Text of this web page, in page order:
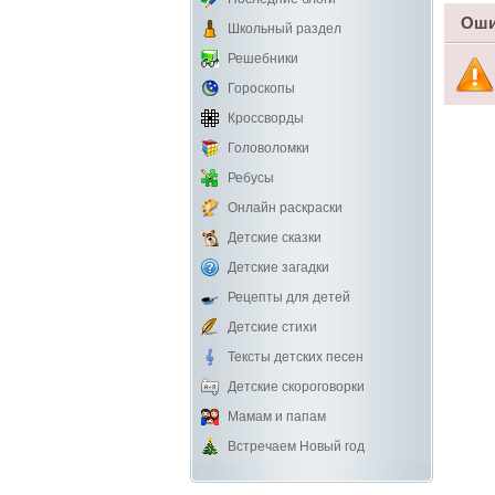
Школьный раздел
Решебники
Гороскопы
Кроссворды
Головоломки
Ребусы
Онлайн раскраски
Детские сказки
Детские загадки
Рецепты для детей
Детские стихи
Тексты детских песен
Детские скороговорки
Мамам и папам
Встречаем Новый год